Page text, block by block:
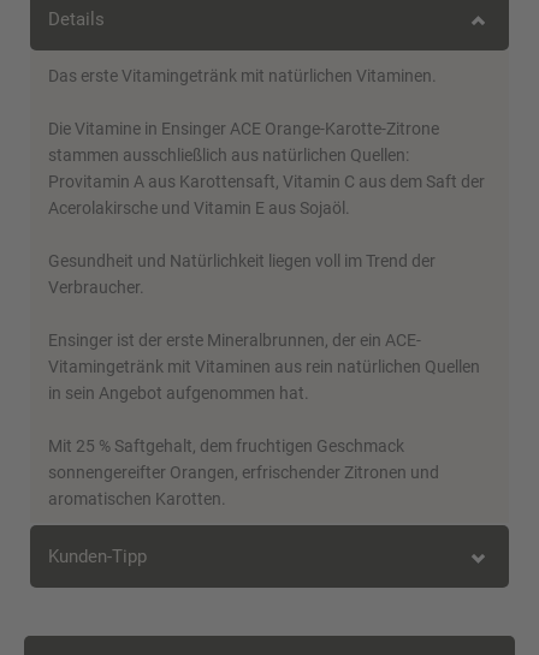
Details
Das erste Vitamingetränk mit natürlichen Vitaminen.
Die Vitamine in Ensinger ACE Orange-Karotte-Zitrone
stammen ausschließlich aus natürlichen Quellen:
Provitamin A aus Karottensaft, Vitamin C aus dem Saft der
Acerolakirsche und Vitamin E aus Sojaöl.
Gesundheit und Natürlichkeit liegen voll im Trend der
Verbraucher.
Ensinger ist der erste Mineralbrunnen, der ein ACE-
Vitamingetränk mit Vitaminen aus rein natürlichen Quellen
in sein Angebot aufgenommen hat.
Mit 25 % Saftgehalt, dem fruchtigen Geschmack
sonnengereifter Orangen, erfrischender Zitronen und
aromatischen Karotten.
Kunden-Tipp
Kunden, die diesen Artikel kauften,